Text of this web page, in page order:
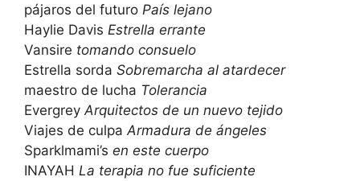
pájaros del futuro País lejano
Haylie Davis Estrella errante
Vansire tomando consuelo
Estrella sorda Sobremarcha al atardecer
maestro de lucha Tolerancia
Evergrey Arquitectos de un nuevo tejido
Viajes de culpa Armadura de ángeles
Sparklmami’s en este cuerpo
INAYAH La terapia no fue suficiente